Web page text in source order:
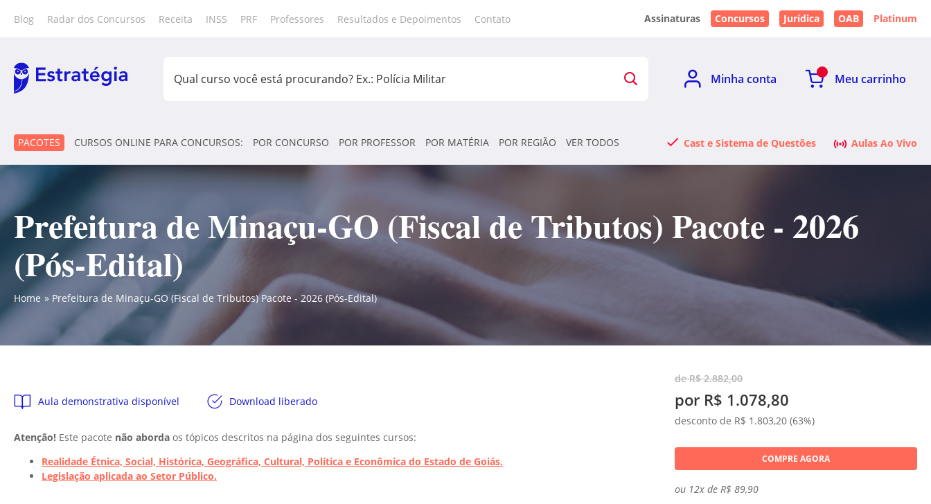
Blog Radar dos Concursos Receita INSS PRF Professores Resultados e Depoimentos Contato Assinaturas Concursos Jurídica OAB Platinum
Minha conta Meu carrinho
PACOTES CURSOS ONLINE PARA CONCURSOS: POR CONCURSO POR PROFESSOR POR MATÉRIA POR REGIÃO VER TODOS Cast e Sistema de Questões Aulas Ao Vivo
Prefeitura de Minaçu-GO (Fiscal de Tributos) Pacote - 2026
(Pós-Edital)
Home Prefeitura de Minaçu-GO (Fiscal de Tributos) Pacote - 2026 (Pós-Edital)
Aula demonstrativa disponível Download liberado
Atenção! Este pacote não aborda os tópicos descritos na página dos seguintes cursos:
Realidade Étnica, Social, Histórica, Geográfica, Cultural, Política e Econômica do Estado de Goiás.
Legislação aplicada ao Setor Público.
de R$ 2.882,00
por R$ 1.078,80
desconto de R$ 1.803,20 (63%)
COMPRE AGORA
ou 12x de R$ 89,90